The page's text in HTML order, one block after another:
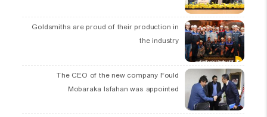
Goldsmiths are proud of their production in
the industry
The CEO of the new company Fould
Mobaraka Isfahan was appointed